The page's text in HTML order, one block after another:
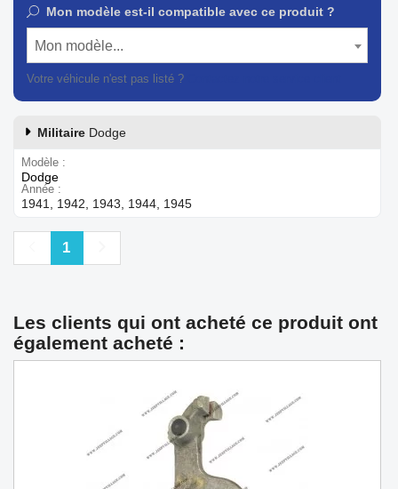
Mon modèle est-il compatible avec ce produit ?
Mon modèle...
Votre véhicule n'est pas listé ?
Militaire Dodge
Modèle
Dodge
Année
1941, 1942, 1943, 1944, 1945
Précédent
1
Les clients qui ont acheté ce produit ont
également acheté :